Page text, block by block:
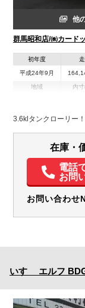
他
群馬昭和店/㈱カード
初年度
平成24年9月
地域 内
パワステ
電動格納ミラー
3.6klタンクローリー
在庫・
電話
お問
お問い合わせ
いすゞ エルフ